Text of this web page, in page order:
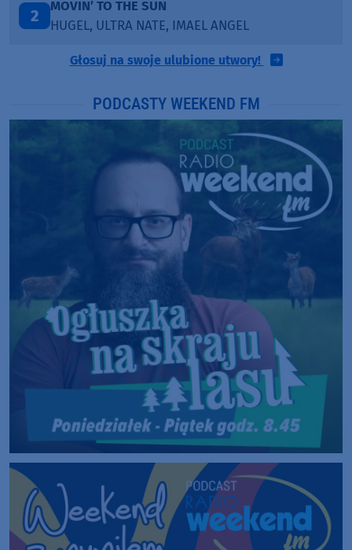
3
LEGENDARY LOVERS (SAVE ME)
KATY PERRY & CHIEF KEEF
Głosuj na swoje ulubione utwory!
PODCASTY WEEKEND FM